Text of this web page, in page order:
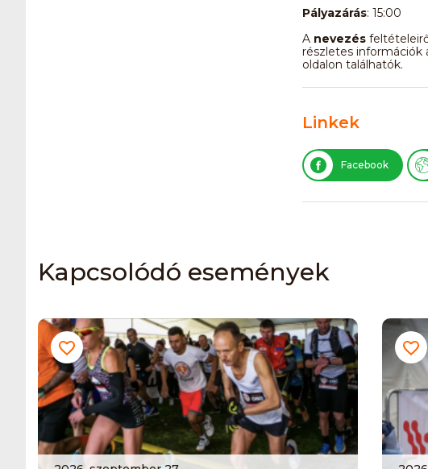
Pályazárás: 15:00
A nevezés
részletes információk
oldalon találhatók.
Linkek
Facebook
Kapcsolódó események